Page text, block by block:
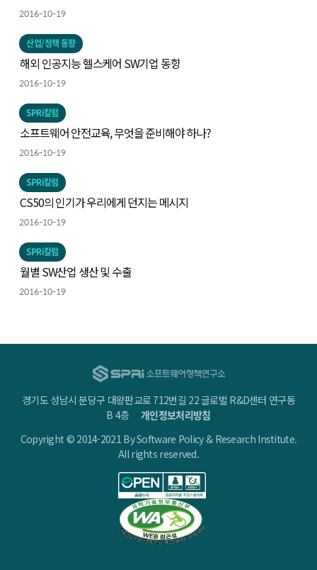
2016-10-19
산업/정책 동향
해외 인공지능 헬스케어 SW기업 동향
2016-10-19
SPRi칼럼
소프트웨어 안전교육, 무엇을 준비해야 하나?
2016-10-19
SPRi칼럼
CS50의 인기가 우리에게 던지는 메시지
2016-10-19
SPRi칼럼
월별 SW산업 생산 및 수출
2016-10-19
경기도 성남시 분당구 대왕판교로 712번길 22 글로벌 R&D센터 연구동
B 4층개인정보처리방침
Copyright © 2014-2021 By Software Policy & Research Institute.
All rights reserved.